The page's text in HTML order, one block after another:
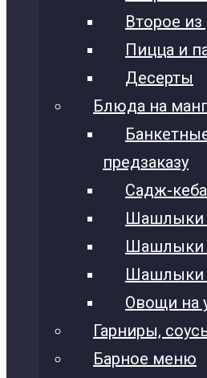
Второе
Пицца и
Десерты
Блюда на
предзаказу
Садж-
Шашлыки
Шашлыки
Шашлыки
Овощи на
Гарниры,
Барное меню